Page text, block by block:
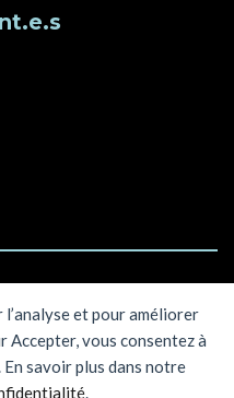
et pour améliorer
Accepter, vous consentez à
savoir plus dans notre
.